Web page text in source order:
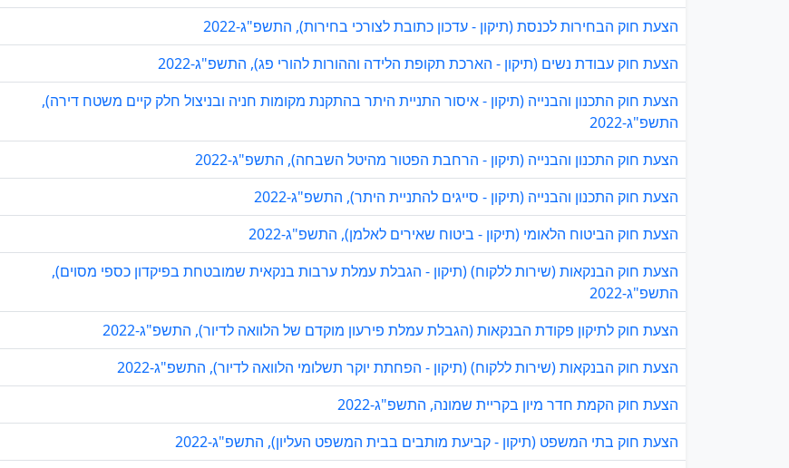
הצעת חוק הבחירות לכנסת (תיקון - עדכון כתובת לצורכי בחירות), התשפ"ג-2022
הצעת חוק עבודת נשים (תיקון - הארכת תקופת הלידה וההורות להורי פג), התשפ"ג-2022
הצעת חוק התכנון והבנייה (תיקון - איסור התניית היתר בהתקנת מקומות חניה ובניצול חלק קיים משטח דירה),
התשפ"ג-2022
הצעת חוק התכנון והבנייה (תיקון - הרחבת הפטור מהיטל השבחה), התשפ"ג-2022
הצעת חוק התכנון והבנייה (תיקון - סייגים להתניית היתר), התשפ"ג-2022
הצעת חוק הביטוח הלאומי (תיקון - ביטוח שאירים לאלמן), התשפ"ג-2022
הצעת חוק הבנקאות (שירות ללקוח) (תיקון - הגבלת עמלת ערבות בנקאית שמובטחת בפיקדון כספי מסוים),
התשפ"ג-2022
הצעת חוק לתיקון פקודת הבנקאות (הגבלת עמלת פירעון מוקדם של הלוואה לדיור), התשפ"ג-2022
הצעת חוק הבנקאות (שירות ללקוח) (תיקון - הפחתת יוקר תשלומי הלוואה לדיור), התשפ"ג-2022
הצעת חוק הקמת חדר מיון בקריית שמונה, התשפ"ג-2022
הצעת חוק בתי המשפט (תיקון - קביעת מותבים בבית המשפט העליון), התשפ"ג-2022